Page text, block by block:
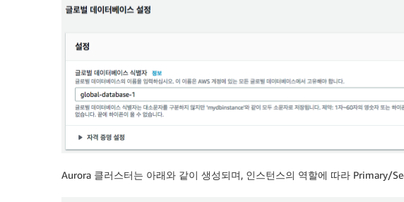
Aurora 클러스터는 아래와 같이 생성되며, 인스턴스의 역할에 따라 Primary/